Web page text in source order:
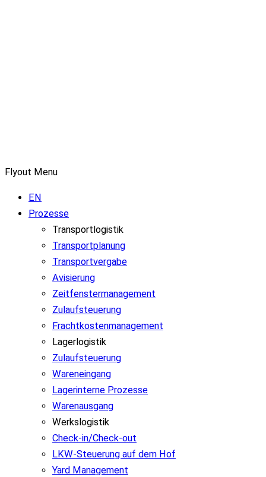
Flyout Menu
EN
Prozesse
Transportlogistik
Transportplanung
Transportvergabe
Avisierung
Zeitfenstermanagement
Zulaufsteuerung
Frachtkostenmanagement
Lagerlogistik
Zulaufsteuerung
Wareneingang
Lagerinterne Prozesse
Warenausgang
Werkslogistik
Check-in/Check-out
LKW-Steuerung auf dem Hof
Yard Management